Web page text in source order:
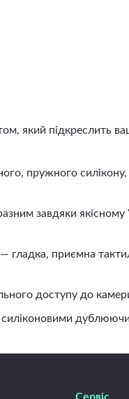
який підкреслить
пружного силікону,
завдяки якісному
приємна
доступу до камери,